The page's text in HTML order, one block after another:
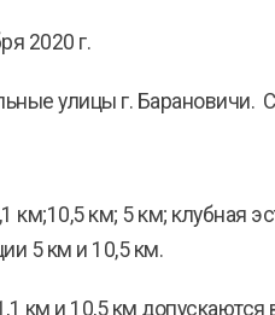
2020 г.
улицы г. Барановичи.
км;10,5 км; 5 км; клубная
5 км и 10,5 км.
км и 10,5 км